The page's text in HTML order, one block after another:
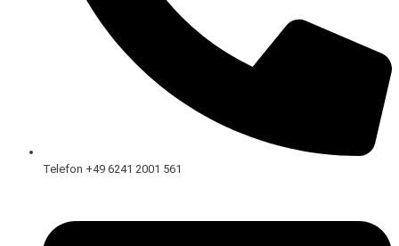
Telefon +49 6241 2001 561